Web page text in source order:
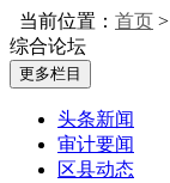
当前位置： 首页 >
综合论坛
更多栏目
头条新闻
审计要闻
区县动态